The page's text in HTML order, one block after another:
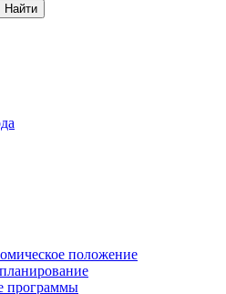
Найти
положение
программы